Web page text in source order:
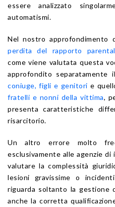
essere analizzato
automatismi.
Nel nostro approfondimento
perdita del rapporto
come viene valutata questa
approfondito
coniuge, figli e genitori e
fratelli e nonni della vittima,
presenta caratteristiche
risarcitorio.
Un altro errore molto
esclusivamente alle agenzie
valutare la complessità
lesioni gravissime o
riguarda soltanto la gestione
anche la corretta